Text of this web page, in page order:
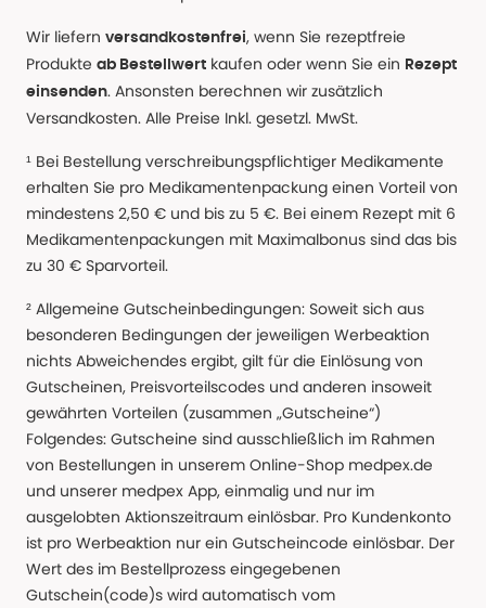
Wir liefern versandkostenfrei, wenn Sie rezeptfreie
Produkte ab Bestellwert kaufen oder wenn Sie ein Rezept
einsenden. Ansonsten berechnen wir zusätzlich
Versandkosten. Alle Preise Inkl. gesetzl. MwSt.
¹ Bei Bestellung verschreibungspflichtiger Medikamente
erhalten Sie pro Medikamentenpackung einen Vorteil von
mindestens 2,50 € und bis zu 5 €. Bei einem Rezept mit 6
Medikamentenpackungen mit Maximalbonus sind das bis
zu 30 € Sparvorteil.
² Allgemeine Gutscheinbedingungen: Soweit sich aus
besonderen Bedingungen der jeweiligen Werbeaktion
nichts Abweichendes ergibt, gilt für die Einlösung von
Gutscheinen, Preisvorteilscodes und anderen insoweit
gewährten Vorteilen (zusammen „Gutscheine“)
Folgendes: Gutscheine sind ausschließlich im Rahmen
von Bestellungen in unserem Online-Shop medpex.de
und unserer medpex App, einmalig und nur im
ausgelobten Aktionszeitraum einlösbar. Pro Kundenkonto
ist pro Werbeaktion nur ein Gutscheincode einlösbar. Der
Wert des im Bestellprozess eingegebenen
Gutschein(code)s wird automatisch vom